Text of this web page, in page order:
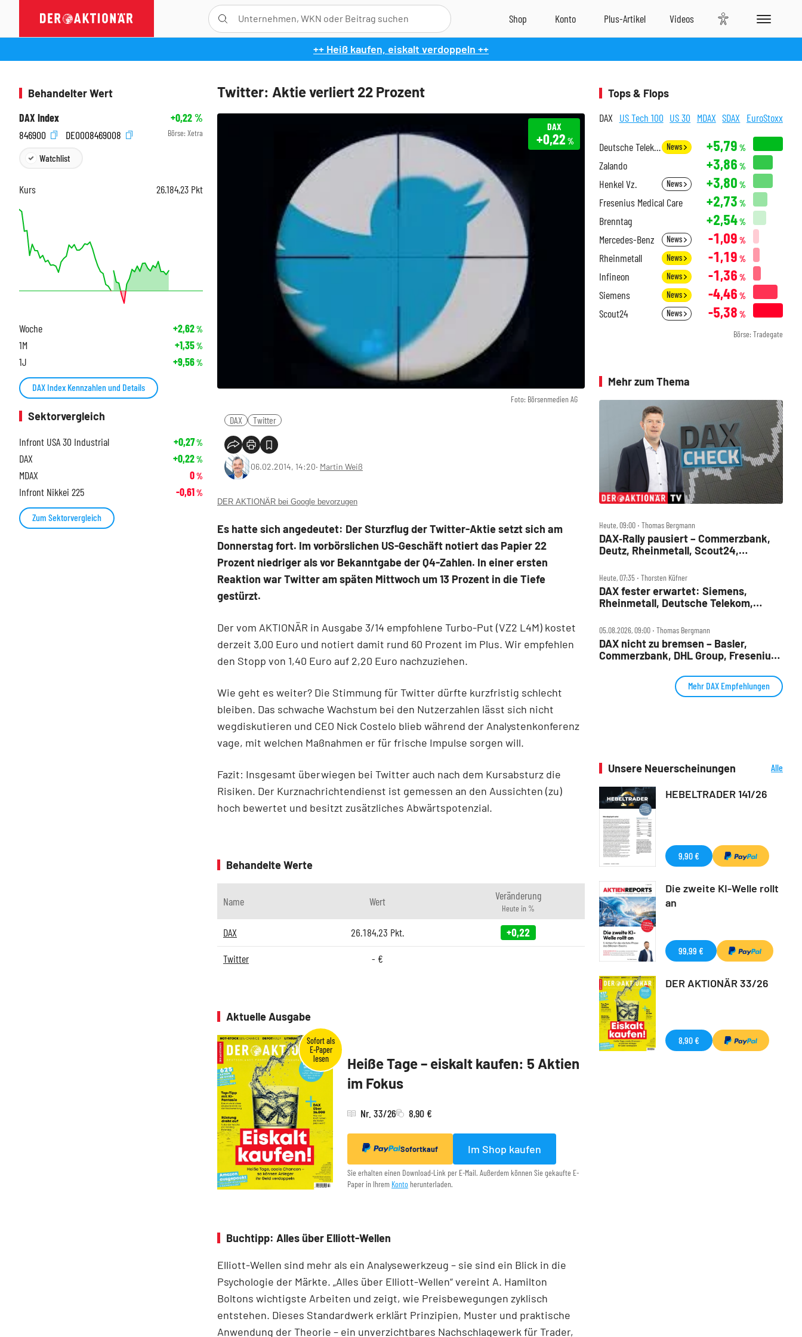
++ Heiß kaufen, eiskalt verdoppeln ++
Twitter: Aktie verliert 22 Prozent
Foto: Börsenmedien AG
DAX
+0,22%
DAX Twitter
06.02.2014, 14:20‧ Martin Weiß
DER AKTIONÄR bei Google bevorzugen
Es hatte sich angedeutet: Der Sturzflug der Twitter-Aktie setzt sich am
Donnerstag fort. Im vorbörslichen US-Geschäft notiert das Papier 22
Prozent niedriger als vor Bekanntgabe der Q4-Zahlen. In einer ersten
Reaktion war Twitter am späten Mittwoch um 13 Prozent in die Tiefe
gestürzt.
Der vom AKTIONÄR in Ausgabe 3/14 empfohlene Turbo-Put (VZ2 L4M) kostet
derzeit 3,00 Euro und notiert damit rund 60 Prozent im Plus. Wir empfehlen
den Stopp von 1,40 Euro auf 2,20 Euro nachzuziehen.
Wie geht es weiter? Die Stimmung für Twitter dürfte kurzfristig schlecht
bleiben. Das schwache Wachstum bei den Nutzerzahlen lässt sich nicht
wegdiskutieren und CEO Nick Costelo blieb während der Analystenkonferenz
vage, mit welchen Maßnahmen er für frische Impulse sorgen will.
Fazit: Insgesamt überwiegen bei Twitter auch nach dem Kursabsturz die
Risiken. Der Kurznachrichtendienst ist gemessen an den Aussichten (zu)
hoch bewertet und besitzt zusätzliches Abwärtspotenzial.
Behandelte Werte
Name Wert Veränderung
Heute in %
DAX 26.184,23 Pkt.
+0,22
Twitter
- €
Aktuelle Ausgabe
Heiße Tage – eiskalt kaufen: 5 Aktien
im Fokus
Nr. 33/26 8,90 €
Sofortkauf Im Shop kaufen
Sie erhalten einen Download-Link per E-Mail. Außerdem können Sie gekaufte E-
Paper in Ihrem Konto herunterladen.
Buchtipp: Alles über Elliott-Wellen
Elliott-Wellen sind mehr als ein Analysewerkzeug – sie sind ein Blick in die
Psychologie der Märkte. „Alles über Elliott-Wellen“ vereint A. Hamilton
Boltons wichtigste Arbeiten und zeigt, wie Preisbewegungen zyklisch
entstehen. Dieses Standardwerk erklärt Prinzipien, Muster und praktische
Anwendung der Theorie – ein unverzichtbares Nachschlagewerk für Trader,
Behandelter Wert
DAX Index
+0,22%
846900
DE0008469008 Börse: Xetra
Watchlist
Kurs 26.184,23 Pkt
Woche +2,62%
1M +1,35%
1J +9,56%
DAX Index Kennzahlen und Details
Sektorvergleich
Infront USA 30 Industrial
+0,27%
DAX +0,22%
MDAX 0%
Infront Nikkei 225 -0,61%
Zum Sektorvergleich
Tops & Flops
DAX US Tech 100 US 30 MDAX SDAX EuroStoxx
Deutsche Telekom News +5,79 %
Zalando +3,86 %
Henkel Vz. News +3,80 %
Fresenius Medical Care +2,73 %
Brenntag +2,54%
Mercedes-Benz News -1,09 %
Rheinmetall News -1,19 %
Infineon News -1,36 %
Siemens News -4,46 %
Scout24 News -5,38 %
Börse: Tradegate
Mehr zum Thema
Heute, 09:00 ‧ Thomas Bergmann
DAX‑Rally pausiert – Commerzbank,
Deutz, Rheinmetall, Scout24,
Check
Heute, 07:35 ‧ Thorsten Küfner
DAX fester erwartet: Siemens,
Rheinmetall, Deutsche Telekom,
05.08.2026, 09:00 ‧ Thomas Bergmann
DAX nicht zu bremsen – Basler,
Commerzbank, DHL Group, Fresenius,
Mehr DAX Empfehlungen
Unsere Neuerscheinungen
Alle
HEBELTRADER 141/26
9,90 €
Die zweite KI-Welle rollt
an
99,99 €
DER AKTIONÄR 33/26
8,90 €